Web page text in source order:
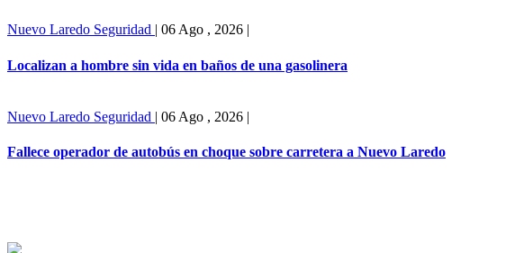
Nuevo Laredo Seguridad | 06 Ago , 2026 |
Localizan a hombre sin vida en baños de una gasolinera
Nuevo Laredo Seguridad | 06 Ago , 2026 |
Fallece operador de autobús en choque sobre carretera a Nuevo Laredo